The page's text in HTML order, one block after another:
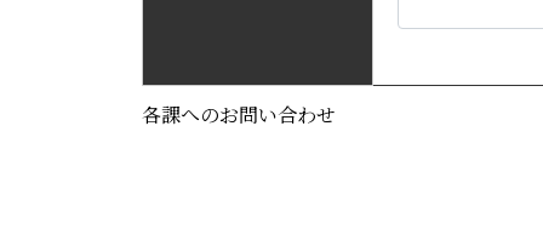
各課へのお問い合わせ